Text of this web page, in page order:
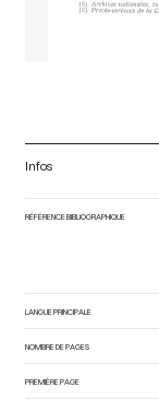
Infos
RÉFÉRENCE BIBLIOGRAPHIQUE
LANGUE PRINCIPALE
NOMBRE DE PAGES
PREMIÈRE PAGE